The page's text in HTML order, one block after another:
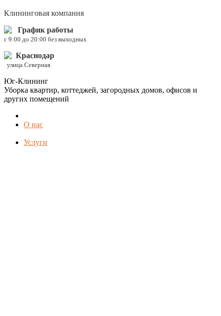
Клининговая компания
График работы
c 9:00 до 20:00 без выходных
Краснодар
улица Северная
Юг-Клининг
Уборка квартир, коттеджей, загородных домов, офисов и
других помещений
О нас
Услуги